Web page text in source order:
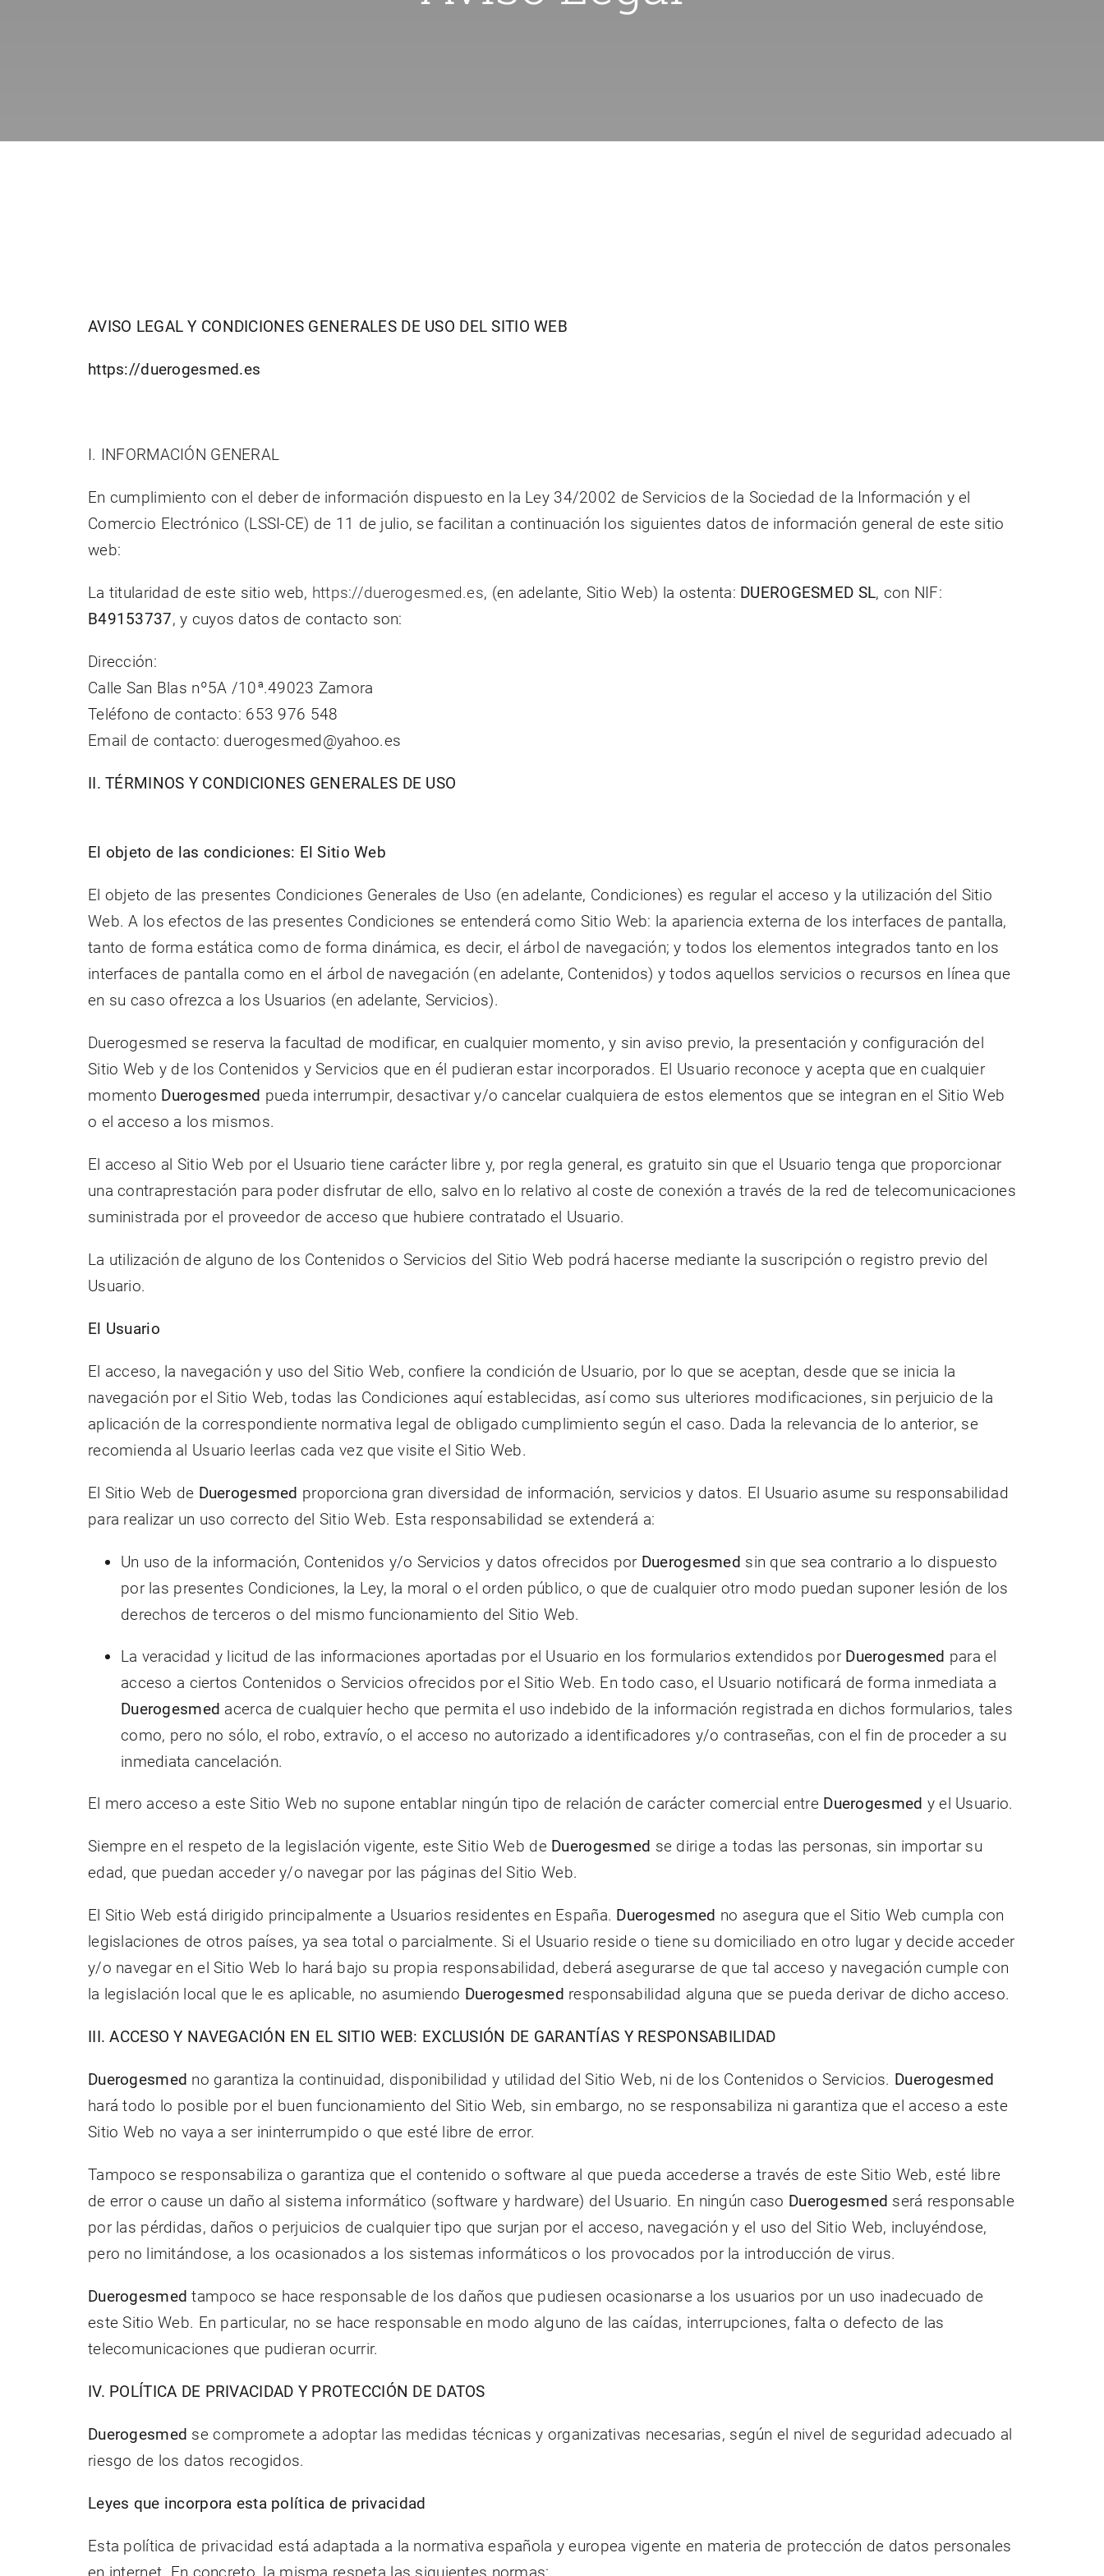
AVISO LEGAL Y CONDICIONES GENERALES DE USO DEL SITIO WEB
https://duerogesmed.es
I. INFORMACIÓN GENERAL
En cumplimiento con el deber de información dispuesto en la Ley 34/2002 de Servicios de la Sociedad de la Información y el
Comercio Electrónico (LSSI-CE) de 11 de julio, se facilitan a continuación los siguientes datos de información general de este sitio
web:
La titularidad de este sitio web, https://duerogesmed.es, (en adelante, Sitio Web) la ostenta: DUEROGESMED SL, con NIF:
B49153737, y cuyos datos de contacto son:
Dirección:
Calle San Blas nº5A /10ª.49023 Zamora
Teléfono de contacto: 653 976 548
Email de contacto: duerogesmed@yahoo.es
II. TÉRMINOS Y CONDICIONES GENERALES DE USO
El objeto de las condiciones: El Sitio Web
El objeto de las presentes Condiciones Generales de Uso (en adelante, Condiciones) es regular el acceso y la utilización del Sitio
Web. A los efectos de las presentes Condiciones se entenderá como Sitio Web: la apariencia externa de los interfaces de pantalla,
tanto de forma estática como de forma dinámica, es decir, el árbol de navegación; y todos los elementos integrados tanto en los
interfaces de pantalla como en el árbol de navegación (en adelante, Contenidos) y todos aquellos servicios o recursos en línea que
en su caso ofrezca a los Usuarios (en adelante, Servicios).
Duerogesmed se reserva la facultad de modificar, en cualquier momento, y sin aviso previo, la presentación y configuración del
Sitio Web y de los Contenidos y Servicios que en él pudieran estar incorporados. El Usuario reconoce y acepta que en cualquier
momento Duerogesmed pueda interrumpir, desactivar y/o cancelar cualquiera de estos elementos que se integran en el Sitio Web
o el acceso a los mismos.
El acceso al Sitio Web por el Usuario tiene carácter libre y, por regla general, es gratuito sin que el Usuario tenga que proporcionar
una contraprestación para poder disfrutar de ello, salvo en lo relativo al coste de conexión a través de la red de telecomunicaciones
suministrada por el proveedor de acceso que hubiere contratado el Usuario.
La utilización de alguno de los Contenidos o Servicios del Sitio Web podrá hacerse mediante la suscripción o registro previo del
Usuario.
El Usuario
El acceso, la navegación y uso del Sitio Web, confiere la condición de Usuario, por lo que se aceptan, desde que se inicia la
navegación por el Sitio Web, todas las Condiciones aquí establecidas, así como sus ulteriores modificaciones, sin perjuicio de la
aplicación de la correspondiente normativa legal de obligado cumplimiento según el caso. Dada la relevancia de lo anterior, se
recomienda al Usuario leerlas cada vez que visite el Sitio Web.
El Sitio Web de Duerogesmed proporciona gran diversidad de información, servicios y datos. El Usuario asume su responsabilidad
para realizar un uso correcto del Sitio Web. Esta responsabilidad se extenderá a:
Un uso de la información, Contenidos y/o Servicios y datos ofrecidos por Duerogesmed sin que sea contrario a lo dispuesto
por las presentes Condiciones, la Ley, la moral o el orden público, o que de cualquier otro modo puedan suponer lesión de los
derechos de terceros o del mismo funcionamiento del Sitio Web.
La veracidad y licitud de las informaciones aportadas por el Usuario en los formularios extendidos por Duerogesmed para el
acceso a ciertos Contenidos o Servicios ofrecidos por el Sitio Web. En todo caso, el Usuario notificará de forma inmediata a
Duerogesmed acerca de cualquier hecho que permita el uso indebido de la información registrada en dichos formularios, tales
como, pero no sólo, el robo, extravío, o el acceso no autorizado a identificadores y/o contraseñas, con el fin de proceder a su
inmediata cancelación.
El mero acceso a este Sitio Web no supone entablar ningún tipo de relación de carácter comercial entre Duerogesmed y el Usuario.
Siempre en el respeto de la legislación vigente, este Sitio Web de Duerogesmed se dirige a todas las personas, sin importar su
edad, que puedan acceder y/o navegar por las páginas del Sitio Web.
El Sitio Web está dirigido principalmente a Usuarios residentes en España. Duerogesmed no asegura que el Sitio Web cumpla con
legislaciones de otros países, ya sea total o parcialmente. Si el Usuario reside o tiene su domiciliado en otro lugar y decide acceder
y/o navegar en el Sitio Web lo hará bajo su propia responsabilidad, deberá asegurarse de que tal acceso y navegación cumple con
la legislación local que le es aplicable, no asumiendo Duerogesmed responsabilidad alguna que se pueda derivar de dicho acceso.
III. ACCESO Y NAVEGACIÓN EN EL SITIO WEB: EXCLUSIÓN DE GARANTÍAS Y RESPONSABILIDAD
Duerogesmed no garantiza la continuidad, disponibilidad y utilidad del Sitio Web, ni de los Contenidos o Servicios. Duerogesmed
hará todo lo posible por el buen funcionamiento del Sitio Web, sin embargo, no se responsabiliza ni garantiza que el acceso a este
Sitio Web no vaya a ser ininterrumpido o que esté libre de error.
Tampoco se responsabiliza o garantiza que el contenido o software al que pueda accederse a través de este Sitio Web, esté libre
de error o cause un daño al sistema informático (software y hardware) del Usuario. En ningún caso Duerogesmed será responsable
por las pérdidas, daños o perjuicios de cualquier tipo que surjan por el acceso, navegación y el uso del Sitio Web, incluyéndose,
pero no limitándose, a los ocasionados a los sistemas informáticos o los provocados por la introducción de virus.
Duerogesmed tampoco se hace responsable de los daños que pudiesen ocasionarse a los usuarios por un uso inadecuado de
este Sitio Web. En particular, no se hace responsable en modo alguno de las caídas, interrupciones, falta o defecto de las
telecomunicaciones que pudieran ocurrir.
IV. POLÍTICA DE PRIVACIDAD Y PROTECCIÓN DE DATOS
Duerogesmed se compromete a adoptar las medidas técnicas y organizativas necesarias, según el nivel de seguridad adecuado al
riesgo de los datos recogidos.
Leyes que incorpora esta política de privacidad
Esta política de privacidad está adaptada a la normativa española y europea vigente en materia de protección de datos personales